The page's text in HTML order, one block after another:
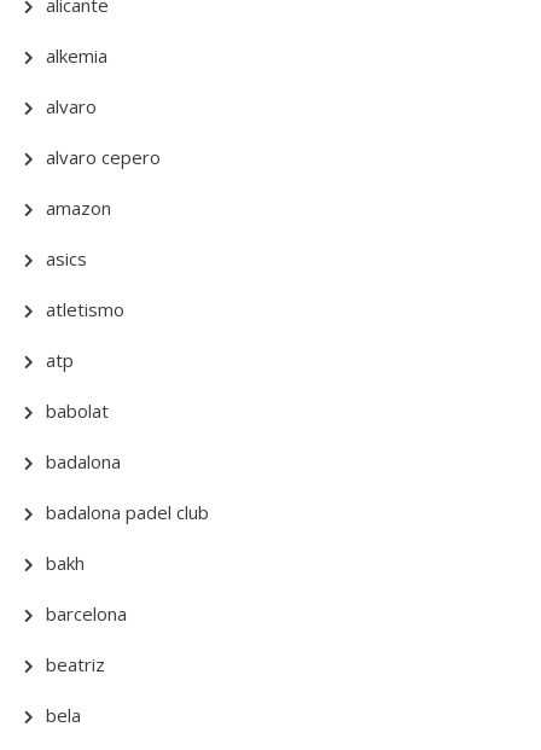
alicante
alkemia
alvaro
alvaro cepero
amazon
asics
atletismo
atp
babolat
badalona
badalona padel club
bakh
barcelona
beatriz
bela